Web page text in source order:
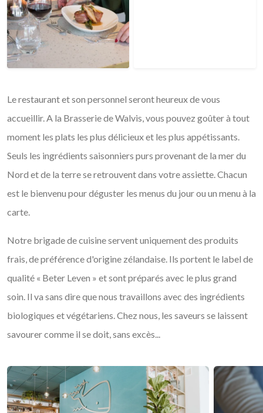
Le restaurant et son personnel seront heureux de vous
accueillir. A la Brasserie de Walvis, vous pouvez goûter à tout
moment les plats les plus délicieux et les plus appétissants.
Seuls les ingrédients saisonniers purs provenant de la mer du
Nord et de la terre se retrouvent dans votre assiette. Chacun
est le bienvenu pour déguster les menus du jour ou un menu à la
carte.
Notre brigade de cuisine servent uniquement des produits
frais, de préférence d'origine zélandaise. Ils portent le label de
qualité « Beter Leven » et sont préparés avec le plus grand
soin. Il va sans dire que nous travaillons avec des ingrédients
biologiques et végétariens. Chez nous, les saveurs se laissent
savourer comme il se doit, sans excès...